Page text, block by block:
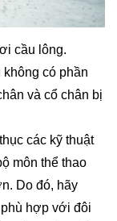
cầu lông.
có phần
và cổ chân bị
các kỹ thuật
môn thể thao
Do đó, hãy
hợp với đôi